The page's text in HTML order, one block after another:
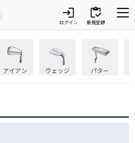
login
ログイン
inventory
新規登録
アイアン ウェッジ パター